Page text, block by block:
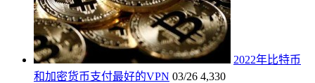
2022年比特币
和加密货币支付最好的VPN 03/26 4,330